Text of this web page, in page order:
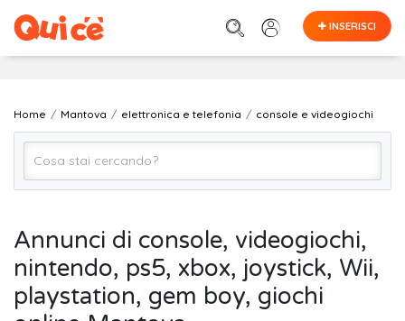
INSERISCI
Home Mantova elettronica e telefonia console e videogiochi
Mantova
Annunci di console, videogiochi,
nintendo, ps5, xbox, joystick, Wii,
playstation, gem boy, giochi